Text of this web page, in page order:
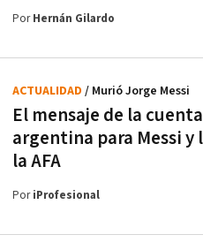
PorHernán Gilardo
El mensaje de la
argentina para Messi
la AFA
ACTUALIDAD / Murió Jorge Messi
PoriProfesional